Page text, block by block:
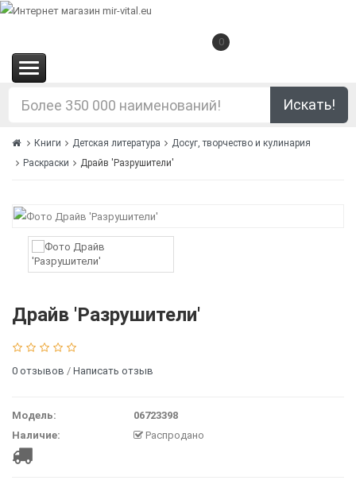
0
Искать!
Книги Детская литература
Досуг, творчество и кулинария
Раскраски
Драйв 'Разрушители'
Драйв 'Разрушители'
0 отзывов / Написать отзыв
Модель:
06723398
Наличие:
Распродано